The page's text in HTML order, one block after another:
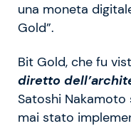
una moneta
Gold”.
Bit Gold, che fu
diretto
Satoshi Nakamoto
mai stato